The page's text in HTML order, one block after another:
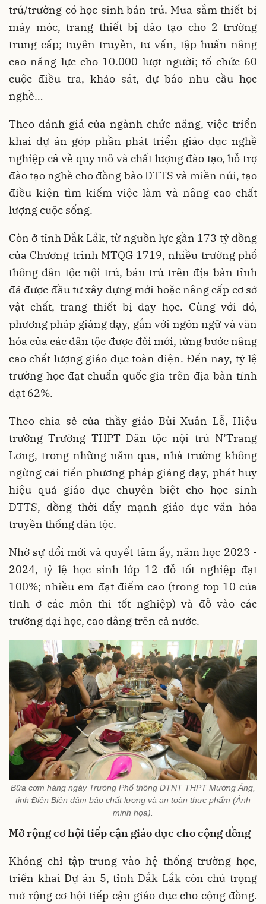
trú/trường có học sinh bán trú. Mua sắm thiết bị
máy móc, trang thiết bị đào tạo cho 2 trường
trung cấp; tuyên truyền, tư vấn, tập huấn nâng
cao năng lực cho 10.000 lượt người; tổ chức 60
cuộc điều tra, khảo sát, dự báo nhu cầu học
nghề…
Theo đánh giá của ngành chức năng, việc triển
khai dự án góp phần phát triển giáo dục nghề
nghiệp cả về quy mô và chất lượng đào tạo, hỗ trợ
đào tạo nghề cho đồng bào DTTS và miền núi, tạo
điều kiện tìm kiếm việc làm và nâng cao chất
lượng cuộc sống.
Còn ở tỉnh Đắk Lắk, từ nguồn lực gần 173 tỷ đồng
của Chương trình MTQG 1719, nhiều trường phổ
thông dân tộc nội trú, bán trú trên địa bàn tỉnh
đã được đầu tư xây dựng mới hoặc nâng cấp cơ sở
vật chất, trang thiết bị dạy học. Cùng với đó,
phương pháp giảng dạy, gắn với ngôn ngữ và văn
hóa của các dân tộc được đổi mới, từng bước nâng
cao chất lượng giáo dục toàn diện. Đến nay, tỷ lệ
trường học đạt chuẩn quốc gia trên địa bàn tỉnh
đạt 62%.
Theo chia sẻ của thầy giáo Bùi Xuân Lễ, Hiệu
trưởng Trường THPT Dân tộc nội trú N’Trang
Lơng, trong những năm qua, nhà trường không
ngừng cải tiến phương pháp giảng dạy, phát huy
hiệu quả giáo dục chuyên biệt cho học sinh
DTTS, đồng thời đẩy mạnh giáo dục văn hóa
truyền thống dân tộc.
Nhờ sự đổi mới và quyết tâm ấy, năm học 2023 -
2024, tỷ lệ học sinh lớp 12 đỗ tốt nghiệp đạt
100%; nhiều em đạt điểm cao (trong top 10 của
tỉnh ở các môn thi tốt nghiệp) và đỗ vào các
trường đại học, cao đẳng trên cả nước.
Bữa cơm hàng ngày Trường Phổ thông DTNT THPT Mường Ảng,
tỉnh Điện Biên đảm bảo chất lượng và an toàn thực phẩm (Ảnh
minh họa).
Mở rộng cơ hội tiếp cận giáo dục cho cộng đồng
Không chỉ tập trung vào hệ thống trường học,
triển khai Dự án 5, tỉnh Đắk Lắk còn chú trọng
mở rộng cơ hội tiếp cận giáo dục cho cộng đồng.